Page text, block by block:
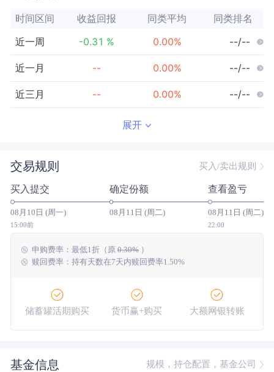
时间区间 收益回报 同类平均 同类排名
近一周 -0.31 % 0.00% --/--
近一月 -- 0.00% --/--
近三月 -- 0.00% --/--
近三年 --/--
近五年 -- 0.00% --/--
今年以来
成立以来 0.65 %
展开
交易规则 买入/卖出规则
买入提交
08月10日 (周一)
15:00前
确定份额
08月11日 (周二)
查看盈亏
08月11日 (周二)
22:00
申购费率： 最低1折（原 0.30%）
赎回费率：持有天数在7天内赎回费率1.50%
储蓄罐活期购买 货币赢+购买 大额网银转账
基金信息 规模，持仓配置，基金公司